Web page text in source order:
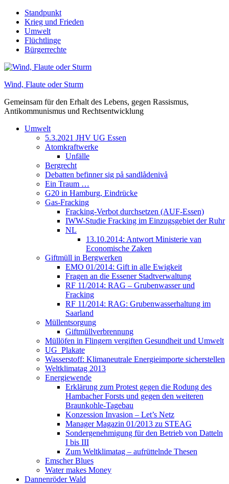
Skip
content
Standpunkt
Krieg und Frieden
Umwelt
Flüchtlinge
Bürgerrechte
Wind, Flaute oder Sturm
Gemeinsam für den Erhalt des Lebens, gegen Rassismus,
Antikommunismus und Rechtsentwicklung
Umwelt
5.3.2021 JHV UG Essen
Atomkraftwerke
Unfälle
Bergrecht
Debatten befinner sig på sandlådenivå
Ein Traum …
G20 in Hamburg, Eindrücke
Gas-Fracking
Fracking-Verbot durchsetzen (AUF-Essen)
IWW-Studie Fracking im Einzugsgebiet der Ruhr
NL
13.10.2014: Antwort Ministerie van
Economische Zaken
Giftmüll in Bergwerken
EMO 01/2014: Gift in alle Ewigkeit
Fragen an die Essener Stadtverwaltung
RF 11/2014: RAG – Grubenwasser und
Fracking
RF 11/2014: RAG: Grubenwasserhaltung im
Saarland
Müllentsorgung
Giftmüllverbrennung
Müllöfen in Flingern vergiften Gesundheit und Umwelt
UG_Plakate
Wasserstoff: Klimaneutrale Energieimporte sicherstellen
Weltklimatag 2013
Energiewende
Erklärung zum Protest gegen die Rodung des
Hambacher Forsts und gegen den weiteren
Braunkohle-Tagebau
Konzession Invasion – Let’s Netz
Manager Magazin 01/2013 zu STEAG
Sondergenehmigung für den Betrieb von Datteln
I bis III
Zum Weltklimatag – aufrüttelnde Thesen
Emscher Blues
Water makes Money
Dannenröder Wald